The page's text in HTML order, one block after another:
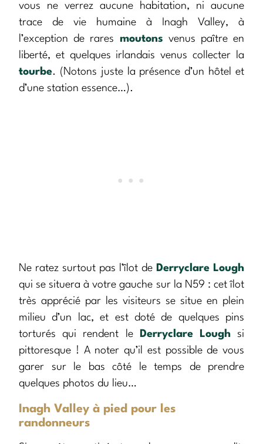
vous ne verrez aucune habitation, ni aucune
trace de vie humaine à Inagh Valley, à
l’exception de rares moutons venus paître en
liberté, et quelques irlandais venus collecter la
tourbe. (Notons juste la présence d’un hôtel et
d’une station essence…).
Ne ratez surtout pas l’îlot de Derryclare Lough
qui se situera à votre gauche sur la N59 : cet îlot
très apprécié par les visiteurs se situe en plein
milieu d’un lac, et est doté de quelques pins
torturés qui rendent le
Derryclare Loughsi
pittoresque ! A noter qu’il est possible de vous
garer sur le bas côté le temps de prendre
quelques photos du lieu…
Inagh Valley à pied pour les
randonneurs